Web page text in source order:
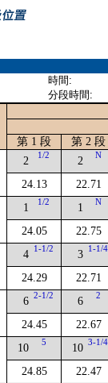
時間:
分段時間:
第 1 段
第 2 段
2 1/2
24.13
2 N
22.71
1 1/2
24.05
1 N
22.75
4 1-1/2
24.29
3 1-1/4
22.71
6 2-1/2
24.45
6 2
22.67
10 5
24.85
10 3-1/4
22.47